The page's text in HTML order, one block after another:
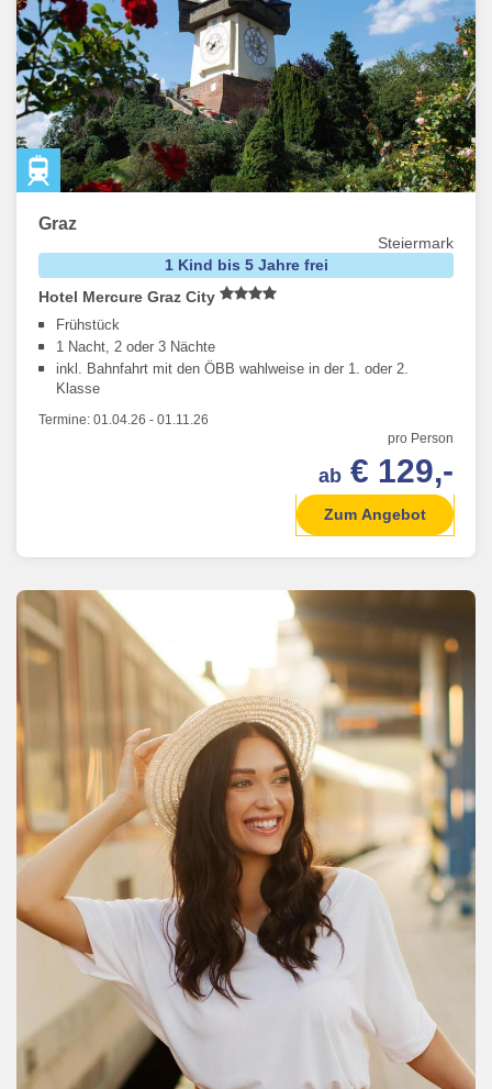
Graz
Steiermark
1 Kind bis 5 Jahre frei
Hotel Mercure Graz City
Frühstück
1 Nacht, 2 oder 3 Nächte
inkl. Bahnfahrt mit den ÖBB wahlweise in der 1. oder 2.
Klasse
Termine: 01.04.26 - 01.11.26
pro Person
ab € 129,-
Zum Angebot